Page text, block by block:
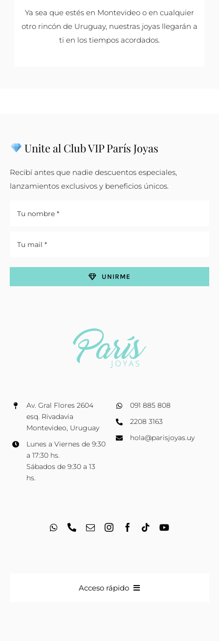
Ya sea que estés en Montevideo o en cualquier
otro rincón de Uruguay, nuestras joyas llegarán a
ti en los tiempos acordados.
Av. Gral Flores 2604
esq. Rivadavia
Montevideo, Uruguay
Lunes a Viernes de 9:30
a 17:30 hs.
Sábados de 9:30 a 13
hs.
091 885 808
2208 3163
hola@parisjoyas.uy
Unite al Club VIP París Joyas
Recibí antes que nadie descuentos especiales,
lanzamientos exclusivos y beneficios únicos.
UNIRME
Acceso rápido